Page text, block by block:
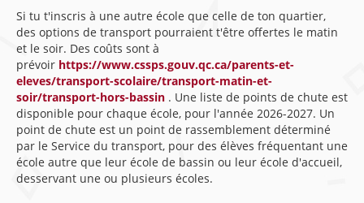
Si tu t'inscris à une autre école que celle de ton quartier,
des options de transport pourraient t'être offertes le matin
et le soir. Des coûts sont à
prévoir https://www.cssps.gouv.qc.ca/parents-et-
eleves/transport-scolaire/transport-matin-et-
soir/transport-hors-bassin . Une liste de points de chute est
disponible pour chaque école, pour l'année 2026-2027. Un
point de chute est un point de rassemblement déterminé
par le Service du transport, pour des élèves fréquentant une
école autre que leur école de bassin ou leur école d'accueil,
desservant une ou plusieurs écoles.